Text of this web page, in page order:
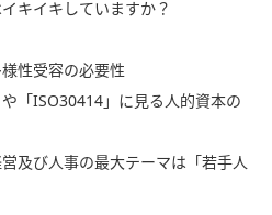
キイキしていますか？
性受容の必要性
「ISO30414」に見る人的資本の
及び人事の最大テーマは「若手人